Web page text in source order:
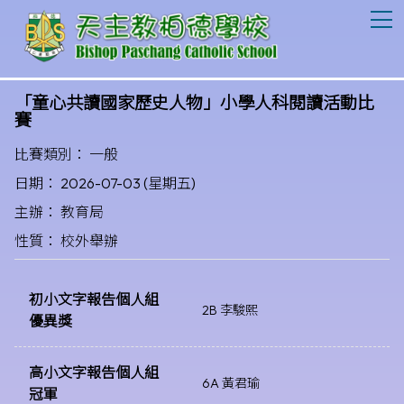
「童心共讀國家歷史人物」小學人科閱讀活動比
賽
比賽類別： 一般
日期： 2026-07-03 (星期五)
主辦： 教育局
性質： 校外舉辦
初小文字報告個人組
優異獎
2B 李駿熙
高小文字報告個人組
冠軍
6A 黃君瑜